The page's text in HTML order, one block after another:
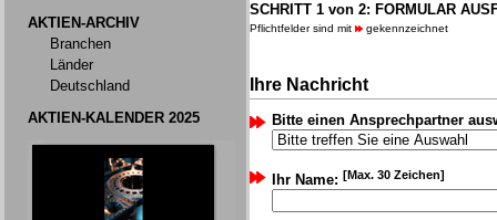
AKTIEN-ARCHIV
Branchen
Länder
Deutschland
AKTIEN-KALENDER 2025
SCHRITT 1 von 2: FORMULAR
Pflichtfelder sind mit gekennzeichnet
Ihre Nachricht
Bitte einen Ansprechpartner
Ihr Name: [Max. 30 Zeichen]